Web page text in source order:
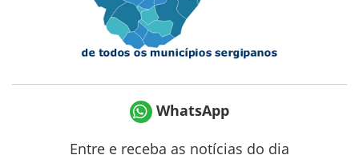
WhatsApp
Entre e receba as notícias do dia